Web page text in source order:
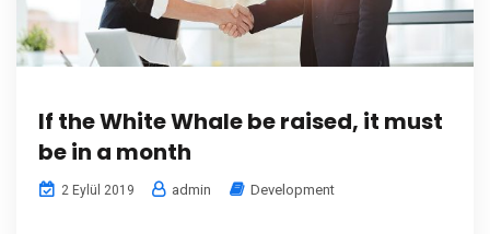
If the White Whale be raised, it must
be in a month
2 Eylül 2019 admin Development